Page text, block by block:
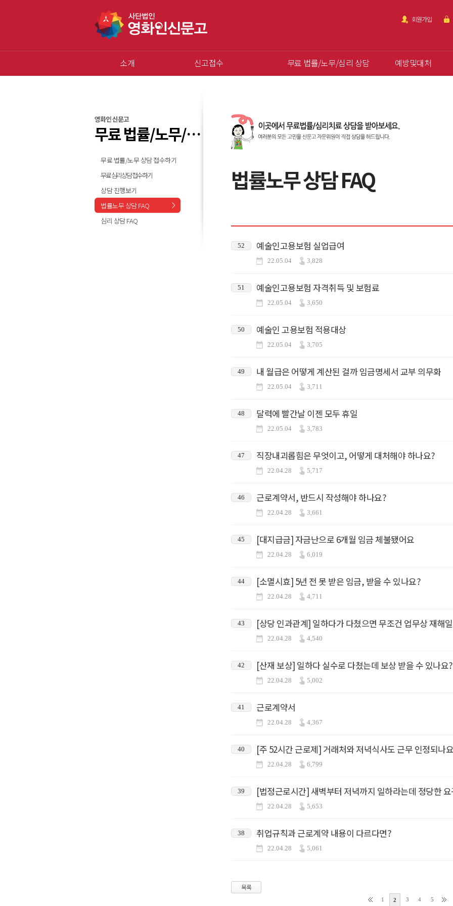
회원가입
소개 신고접수 무료 법률/노무/심리 상담 예방및대처
영화인 신문고
무료 법률/노무/심리 상담
무료 법률/노무 상담 접수하기
무료 심리상담 접수하기
상담 진행보기
법률노무 상담 FAQ
심리 상담 FAQ
법률노무 상담 FAQ
52 예술인고용보험 실업급여
22.05.04 3,828
51 예술인고용보험 자격취득 및 보험료
22.05.04 3,650
50 예술인 고용보험 적용대상
22.05.04 3,705
49 내 월급은 어떻게 계산된 걸까 임금명세서 교부 의무화
22.05.04 3,711
48 달력에 빨간날 이젠 모두 휴일
22.05.04 3,783
47 직장내괴롭힘은 무엇이고, 어떻게 대처해야 하나요?
22.04.28 5,717
46 근로계약서, 반드시 작성해야 하나요?
22.04.28 3,661
45 [대지급금] 자금난으로 6개월 임금 체불됐어요
22.04.28 6,019
44 [소멸시효] 5년 전 못 받은 임금, 받을 수 있나요?
22.04.28 4,711
43 [상당 인과관계] 일하다가 다쳤으면 무조건 업무상 재해
22.04.28 4,540
42 [산재 보상] 일하다 실수로 다쳤는데 보상 받을 수 있나요?
22.04.28 5,002
41 근로계약서
22.04.28 4,367
40 [주 52시간 근로제] 거래처와 저녁식사도 근무 인정되나
22.04.28 6,799
39 [법정근로시간] 새벽부터 저녁까지 일하라는데 정당한
22.04.28 5,653
38 취업규칙과 근로계약 내용이 다르다면?
22.04.28 5,061
목록
1 2 3 4 5